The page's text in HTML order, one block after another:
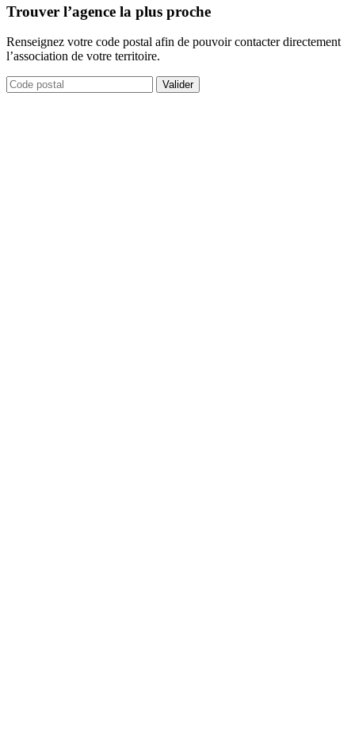
Trouver l’agence la plus proche
Renseignez votre code postal afin de pouvoir contacter directement
l’association de votre territoire.